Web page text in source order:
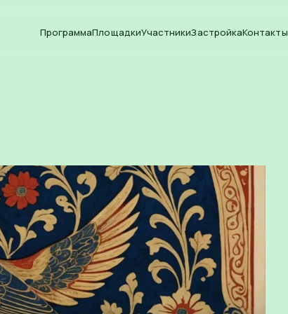
ПрограммаПлощадкиУчастникиЗастройкаКонтакты